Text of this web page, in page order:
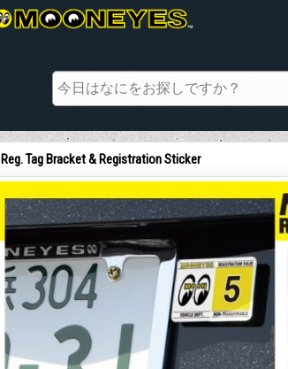
Reg. Tag Bracket & Registration Sticker